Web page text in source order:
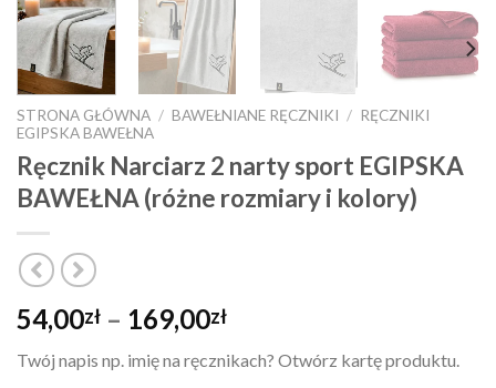
STRONA GŁÓWNA / BAWEŁNIANE RĘCZNIKI / RĘCZNIKI
EGIPSKA BAWEŁNA
Ręcznik Narciarz 2 narty sport EGIPSKA
BAWEŁNA (różne rozmiary i kolory)
54,00zł – 169,00złZakres
od
Twój napis np. imię na ręcznikach? Otwórz kartę produktu.